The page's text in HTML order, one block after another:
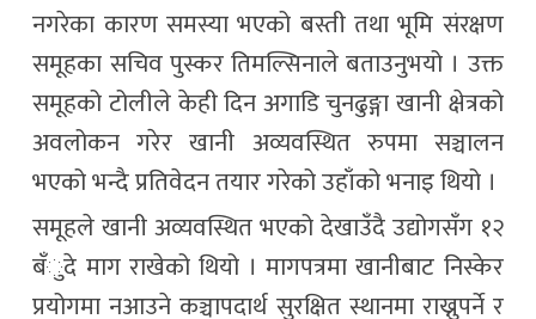
नगरेका कारण समस्या भएको बस्ती तथा भूमि संरक्षण
समूहका सचिव पुस्कर तिमल्सिनाले बताउनुभयो । उक्त
समूहको टोलीले केही दिन अगाडि चुनढुङ्गा खानी क्षेत्रको
अवलोकन गरेर खानी अव्यवस्थित रुपमा सञ्चालन
भएको भन्दै प्रतिवेदन तयार गरेको उहाँको भनाइ थियो ।
समूहले खानी अव्यवस्थित भएको देखाउँदै उद्योगसँग १२
बँुदे माग राखेको थियो । मागपत्रमा खानीबाट निस्केर
प्रयोगमा नआउने कञ्चापदार्थ सुरक्षित स्थानमा राख्नुपर्ने र